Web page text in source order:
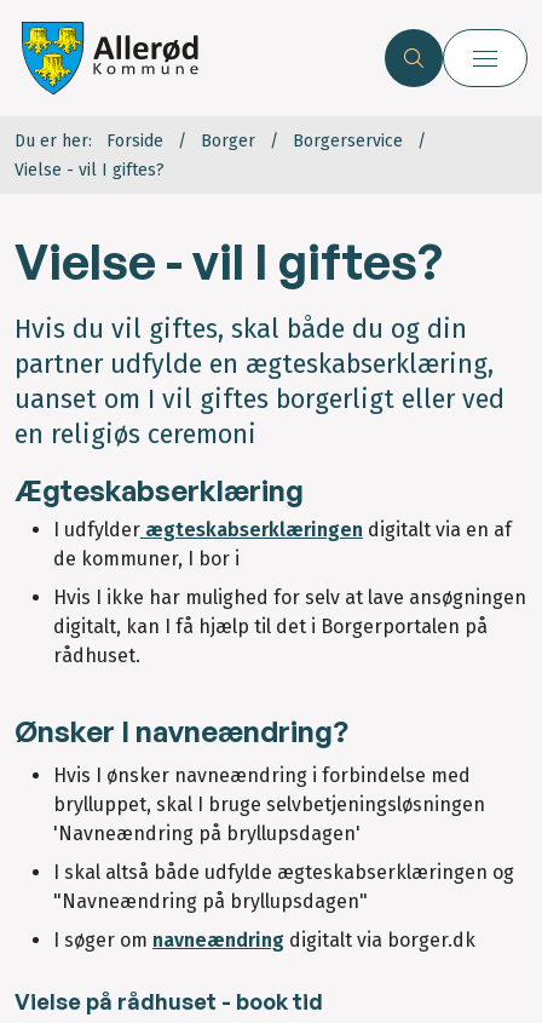
Du er her: Forside Borger
Borgerservice
Vielse - vil I giftes?
Vielse - vil I giftes?
Hvis du vil giftes, skal både du og din
partner udfylde en ægteskabserklæring,
uanset om I vil giftes borgerligt eller ved
en religiøs ceremoni
Ægteskabserklæring
I udfylder ægteskabserklæringen digitalt via en af
de kommuner, I bor i
Hvis I ikke har mulighed for selv at lave ansøgningen
digitalt, kan I få hjælp til det i Borgerportalen på
rådhuset.
Ønsker I navneændring?
Hvis I ønsker navneændring i forbindelse med
brylluppet, skal I bruge selvbetjeningsløsningen
'Navneændring på bryllupsdagen'
I skal altså både udfylde ægteskabserklæringen og
"Navneændring på bryllupsdagen"
I søger om navneændring digitalt via borger.dk
Vielse på rådhuset - book tid